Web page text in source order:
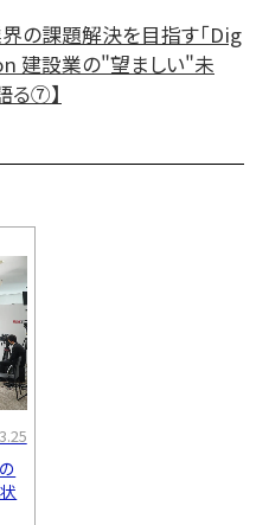
の課題解決を目指す「Dig
建設業の"望ましい"未
る⑦】